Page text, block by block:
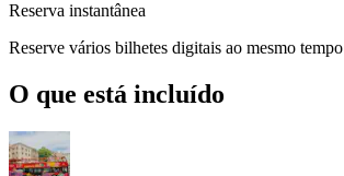
Reserva instantânea
Reserve vários bilhetes digitais ao mesmo tempo
O que está incluído